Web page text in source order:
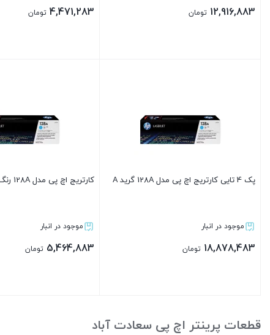
12,916,883 تومان 4,471,283 تومان
پک 4 تایی کارتریج اچ پی مدل 128A گرید A
موجود در انبار
18,878,483 تومان
کارتریج اچ پی مدل 128A رنگ مشکی گرید A
موجود در انبار
5,464,883 تومان
قطعات پرینتر اچ پی سعادت آباد